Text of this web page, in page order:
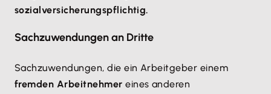
sozialversicherungspflichtig.
Sachzuwendungen an Dritte
Sachzuwendungen, die ein Arbeitgeber einem
fremden Arbeitnehmer eines anderen